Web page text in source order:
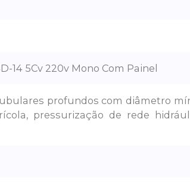
14 5Cv 220v Mono Com Painel
profundos com diâmetro
pressurização de rede